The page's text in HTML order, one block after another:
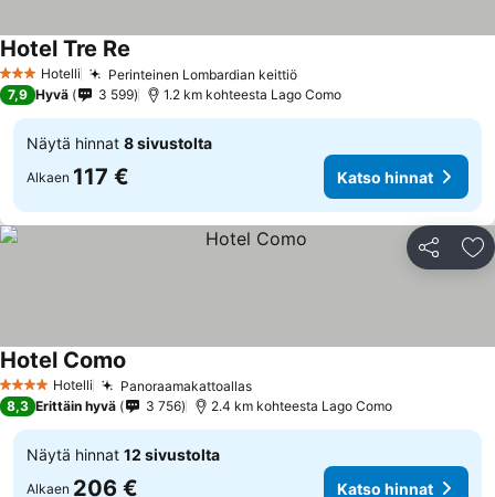
3 Tähtiluokitus
Hotelli Perinteinen Lombardian keittiö
Hotel Tre Re
7,9 Hyvä 3 599 1.2 km kohteesta Lago Como
Näytä hinnat 8 sivustolta
Alkaen 117 € Katso hinnat
Jaa
4 Tähtiluokitus
Hotelli Panoraamakattoallas
Hotel Como
8,3 Erittäin hyvä 3 756 2.4 km kohteesta Lago Como
Näytä hinnat 12 sivustolta
Alkaen 206 € Katso hinnat